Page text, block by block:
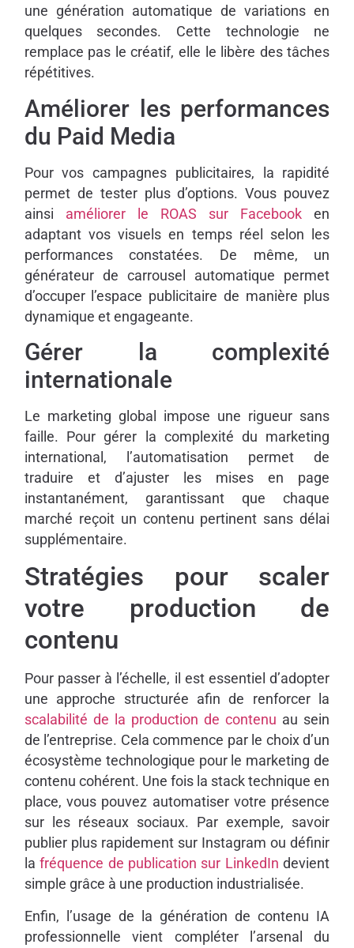
une génération automatique de variations en
quelques secondes. Cette technologie ne
remplace pas le créatif, elle le libère des tâches
répétitives.
Améliorer les performances
du Paid Media
Pour vos campagnes publicitaires, la rapidité
permet de tester plus d’options. Vous pouvez
ainsi améliorer le ROAS sur Facebook en
adaptant vos visuels en temps réel selon les
performances constatées. De même, un
générateur de carrousel automatique permet
d’occuper l’espace publicitaire de manière plus
dynamique et engageante.
Gérer la complexité
internationale
Le marketing global impose une rigueur sans
faille. Pour gérer la complexité du marketing
international, l’automatisation permet de
traduire et d’ajuster les mises en page
instantanément, garantissant que chaque
marché reçoit un contenu pertinent sans délai
supplémentaire.
Stratégies pour scaler
votre production de
contenu
Pour passer à l’échelle, il est essentiel d’adopter
une approche structurée afin de renforcer la
scalabilité de la production de contenu au sein
de l’entreprise. Cela commence par le choix d’un
écosystème technologique pour le marketing de
contenu cohérent. Une fois la stack technique en
place, vous pouvez automatiser votre présence
sur les réseaux sociaux. Par exemple, savoir
publier plus rapidement sur Instagram ou définir
lafréquence de publication sur LinkedIn devient
simple grâce à une production industrialisée.
Enfin, l’usage de la génération de contenu IA
professionnelle vient compléter l’arsenal du